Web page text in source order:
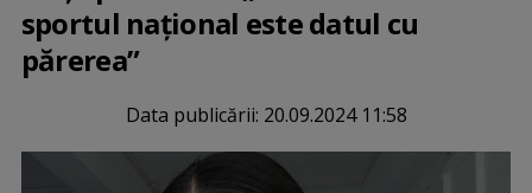
sportul național este datul cu
părerea”
Data publicării: 20.09.2024 11:58